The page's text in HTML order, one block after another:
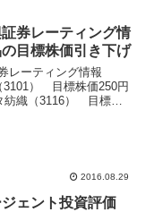
券レーティング情
目標株価引き下げ
レーティング情報
3101） 目標株価250円
織（3116） 目標株
2016.08.29
ェント投資評価